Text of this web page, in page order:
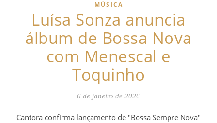
MÚSICA
Luísa Sonza anuncia
álbum de Bossa Nova
com Menescal e
Toquinho
6 de janeiro de 2026
Cantora confirma lançamento de "Bossa Sempre Nova"